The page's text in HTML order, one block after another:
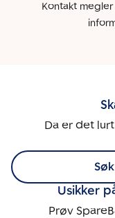
Kontakt
Da er det
Usikker
Prøv